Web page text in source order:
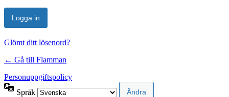
Glömt ditt lösenord?
← Gå till Flamman
Personuppgiftspolicy
Språk